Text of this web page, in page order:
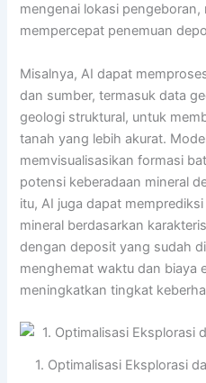
mengenai lokasi
mempercepat penemuan
Misalnya, AI dapat
dan sumber, termasuk data
geologi struktural, untuk
tanah yang lebih akurat.
memvisualisasikan formasi
potensi keberadaan mineral
itu, AI juga dapat
mineral berdasarkan
dengan deposit yang sudah
menghemat waktu dan biaya
meningkatkan tingkat
1. Optimalisasi Eksplorasi